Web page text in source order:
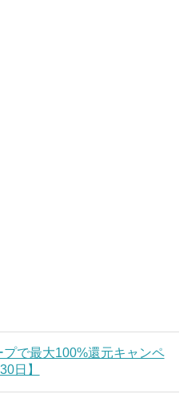
で最大100%還元キャンペ
日】